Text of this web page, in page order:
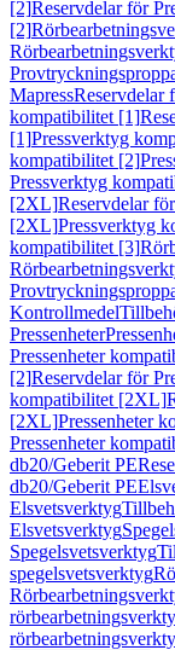
[2]Reservdelar för
[2]
MapressReservdelar
kompatibilitet [1]
[1]Pressverktyg
kompatibilitet [2]
Pressverktyg
[2XL]Reservdelar
[2XL]Pressverktyg
kompatibilitet [3]
Kontrollmedel
Pressenheter
Pressenheter
[2]Reservdelar för
kompatibilitet [2XL]
[2XL]Pressenheter
Pressenheter
db20/Geberit PE
db20/Geberit PE
Elsvetsverktyg
Elsvetsverktyg
Spegelsvetsverktyg
spegelsvetsverktyg